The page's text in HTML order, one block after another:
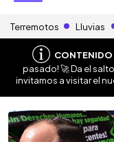
Terremotos Lluvias
CONTENIDO
pasado! 🚀 Da el
invitamos a visitar el